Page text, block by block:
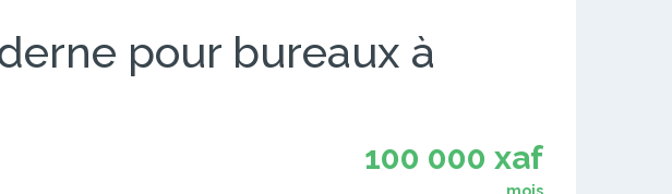
pour bureaux à
100 000 xaf